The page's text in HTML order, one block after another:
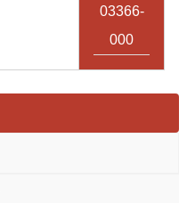
03366-
000